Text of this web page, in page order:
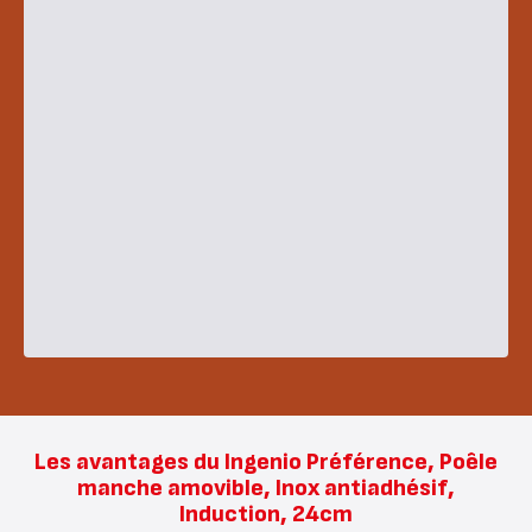
Les avantages du Ingenio Préférence, Poêle
manche amovible, Inox antiadhésif,
Induction, 24cm